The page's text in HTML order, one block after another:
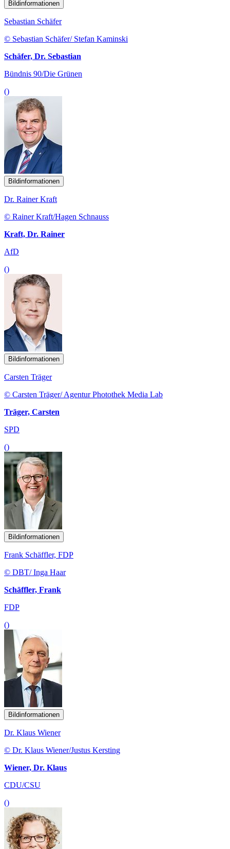
Bildinformationen
Sebastian Schäfer
© Sebastian Schäfer/ Stefan Kaminski
Schäfer, Dr. Sebastian
Bündnis 90/Die Grünen
()
Bildinformationen
Dr. Rainer Kraft
© Rainer Kraft/Hagen Schnauss
Kraft, Dr. Rainer
AfD
()
Bildinformationen
Carsten Träger
© Carsten Träger/ Agentur Photothek Media Lab
Träger, Carsten
SPD
()
Bildinformationen
Frank Schäffler, FDP
© DBT/ Inga Haar
Schäffler, Frank
FDP
()
Bildinformationen
Dr. Klaus Wiener
© Dr. Klaus Wiener/Justus Kersting
Wiener, Dr. Klaus
CDU/CSU
()